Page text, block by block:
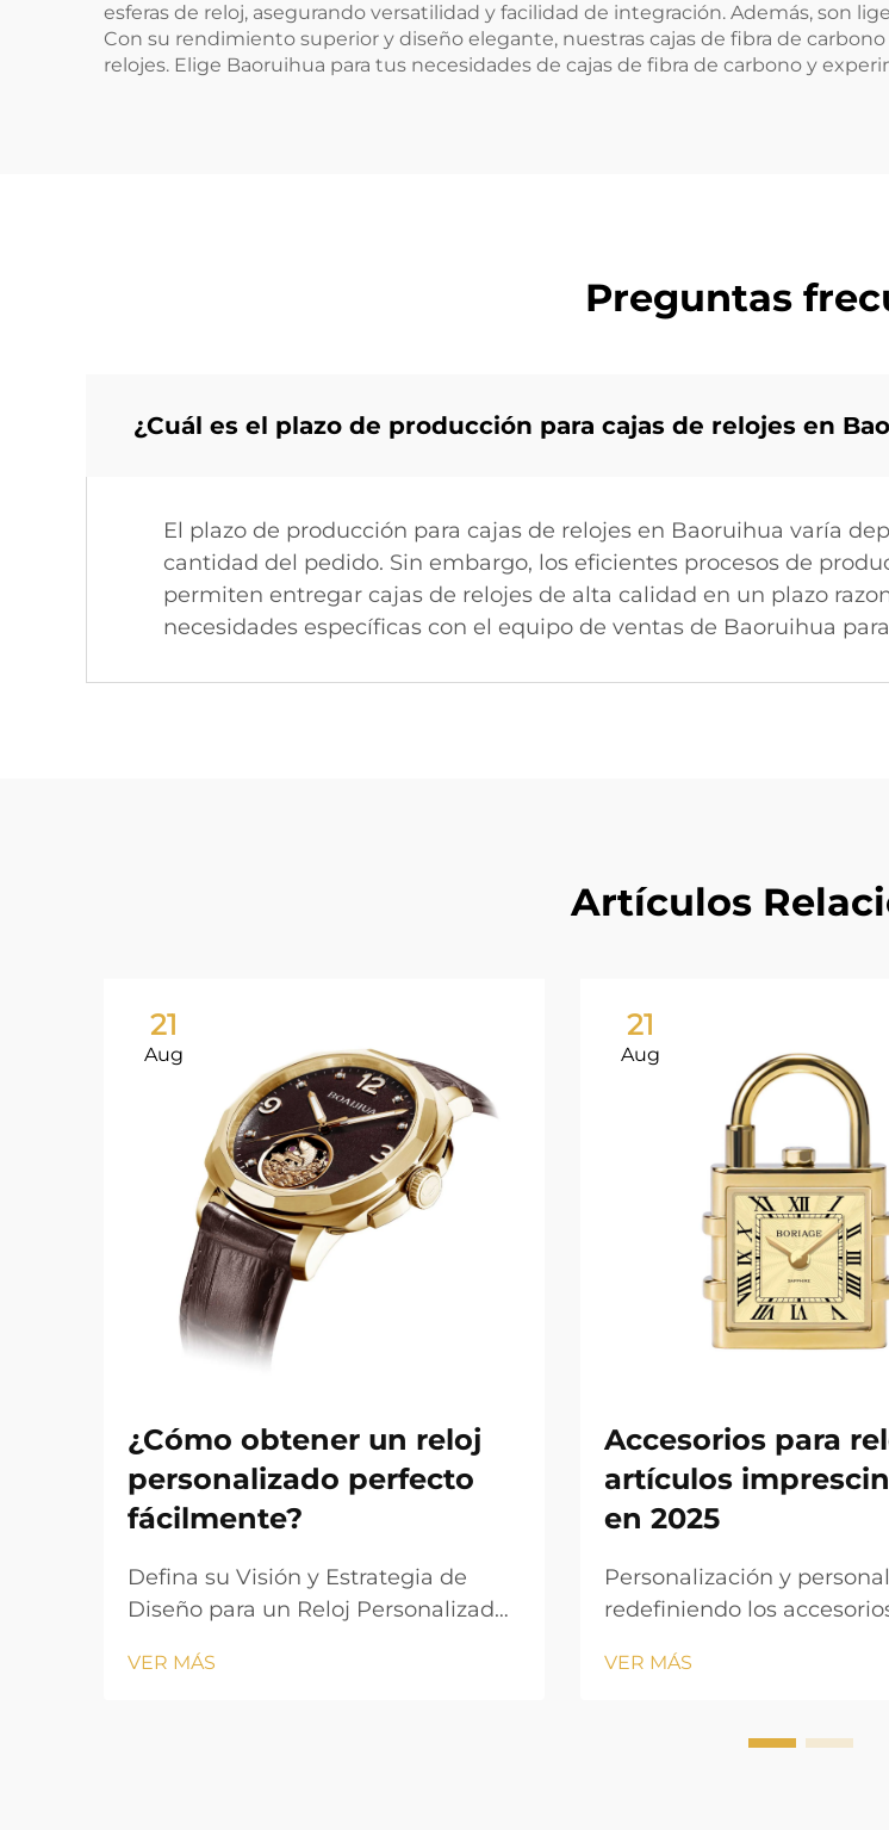
esferas de reloj, asegurando versatilidad y facilidad de integración. Además, son
Con su rendimiento superior y diseño elegante, nuestras cajas de fibra de
relojes. Elige Baoruihua para tus necesidades de cajas de fibra de carbono y
Preguntas
¿Cuál es el plazo de producción para cajas de relojes en
El plazo de producción para cajas de relojes en Baoruihua varía
cantidad del pedido. Sin embargo, los eficientes procesos de
permiten entregar cajas de relojes de alta calidad en un plazo
necesidades específicas con el equipo de ventas de Baoruihua
Artículos
21
Aug
¿Cómo obtener un reloj
personalizado perfecto
fácilmente?
Defina su Visión y Estrategia de
Diseño para un Reloj Personalizado.
atractivo comienza con una visión
VER MÁS
21
Aug
Accesorios para
artículos
en 2025
Personalización y
redefiniendo los
consumidores de esferas,
personas de hoy
VER MÁS